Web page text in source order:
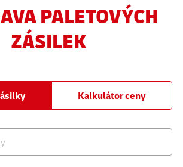
PALETOVÝCH
ZÁSILEK
Kalkulátor ceny